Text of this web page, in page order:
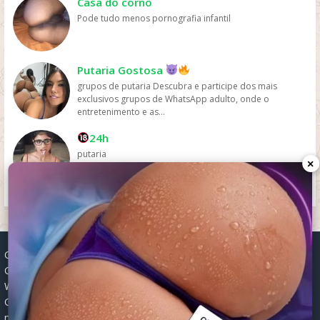
Pode tudo menos pornografia infantil
Putaria Gostosa
grupos de putaria Descubra e participe dos mais
exclusivos grupos de WhatsApp adulto, onde o
entretenimento e as...
24h
putaria
Grupos WhatsApp, Links de grupos, Entrar grupos WhatsApp,
Grupos de compra e venda, Links WhatsApp atualizados, Grupos
WhatsApp 2025, Links para grupos, Participar grupos WhatsApp,
Grupos ativos WhatsApp, Links gratuitos, Grupos WhatsApp
negócios, Links grupos Brasil, Grupos WhatsApp regionais, Grupos
×